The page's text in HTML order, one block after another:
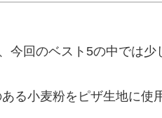
今回のベスト5の中では少
る小麦粉をピザ生地に使